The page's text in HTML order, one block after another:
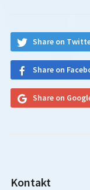
Share on
Share on
Share on
Kontakt